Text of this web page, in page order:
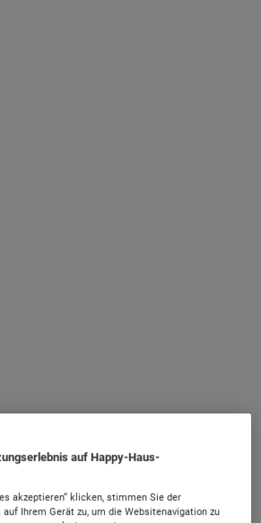
auf Happy-Haus-
akzeptieren“ klicken, stimmen Sie der
auf Ihrem Gerät zu, um die Websitenavigation zu